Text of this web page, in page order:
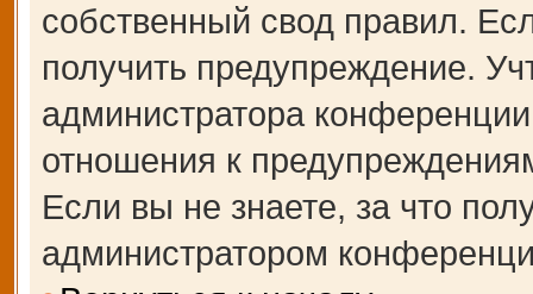
собственный свод правил.
получить предупреждение.
администратора
отношения к
Если вы не знаете, за что
администратором